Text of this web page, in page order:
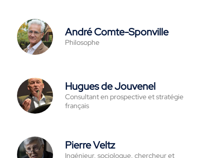
André Comte-Sponville
Philosophe
Hugues de Jouvenel
Consultant en prospective et stratégie
français
Pierre Veltz
Ingénieur, sociologue, chercheur et